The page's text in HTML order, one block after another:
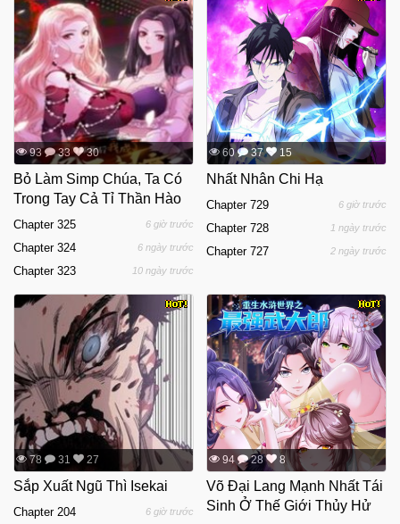
93 33 30
Bỏ Làm Simp Chúa, Ta Có
Trong Tay Cả Tỉ Thần Hào
Chapter 325 6 giờ trước
Chapter 324 6 ngày trước
Chapter 323 10 ngày trước
60 37 15
Nhất Nhân Chi Hạ
Chapter 729 6 giờ trước
Chapter 728 1 ngày trước
Chapter 727 2 ngày trước
78 31 27
Sắp Xuất Ngũ Thì Isekai
Chapter 204 6 giờ trước
94 28 8
Võ Đại Lang Mạnh Nhất Tái
Sinh Ở Thế Giới Thủy Hử